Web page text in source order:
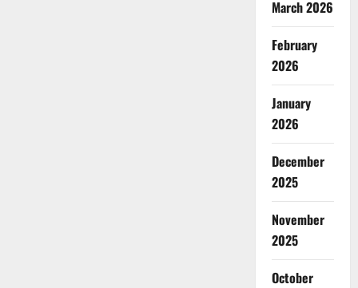
March 2026
February
2026
January
2026
December
2025
November
2025
October